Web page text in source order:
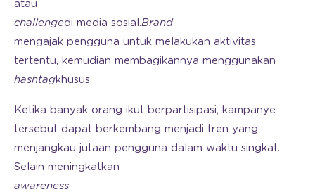
atau
challengedi media sosial.Brand
mengajak pengguna untuk melakukan aktivitas
tertentu, kemudian membagikannya menggunakan
hashtagkhusus.
Ketika banyak orang ikut berpartisipasi, kampanye
tersebut dapat berkembang menjadi tren yang
menjangkau jutaan pengguna dalam waktu singkat.
Selain meningkatkan
awareness